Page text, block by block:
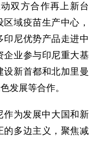
双方合作再上新台
域疫苗生产中心，
尼优势产品走进中
企业参与印尼重大基
新首都和北加里曼
发展等合作。
作为发展中大国和新
的多边主义，聚焦减